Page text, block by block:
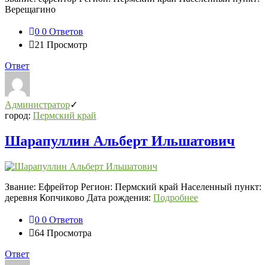
Верещагино
0 0 Ответов
21 Просмотр
Ответ
Администратор
город: Пермский край
Шарапуллин Альберт Ильшатович
Звание: Ефрейтор Регион: Пермский край Населенный пункт:
деревня Копчиково Дата рождения: Подробнее
0 0 Ответов
64 Просмотра
Ответ